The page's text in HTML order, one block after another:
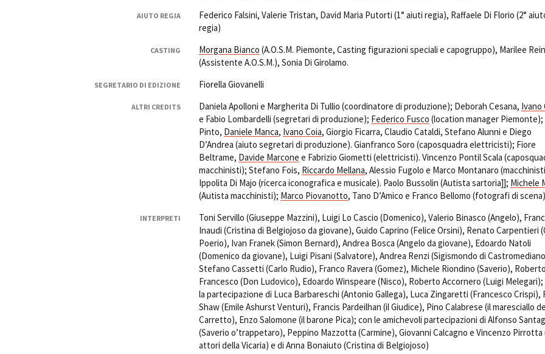
AIUTO REGIA
Federico Falsini, Valerie Tristan, David Maria Putorti (1° aiuti regia), Raffaele Di Florio (2°
regia)
CASTING Morgana Bianco (A.O.S.M. Piemonte, Casting figurazioni speciali e capogruppo), Marilee
(Assistente A.O.S.M.), Sonia Di Girolamo.
SEGRETARIO DI EDIZIONE Fiorella Giovanelli
ALTRI CREDITS Daniela Apolloni e Margherita Di Tullio (coordinatore di produzione); Deborah Cesana, Ivano
e Fabio Lombardelli (segretari di produzione); Federico Fusco (location manager Piemonte);
Pinto, Daniele Manca, Ivano Coia, Giorgio Ficarra, Claudio Cataldi, Stefano Alunni e Diego
D’Andrea (aiuto segretari di produzione). Gianfranco Soro (caposquadra elettricisti); Fiore
Beltrame, Davide Marcone e Fabrizio Giometti (elettricisti). Vincenzo Pontil Scala
macchinisti); Stefano Fois, Riccardo Mellana, Alessio Fugolo e Marco Montanaro
Ippolita Di Majo (ricerca iconografica e musicale). Paolo Bussolin (Autista sartoria]]; Michele
(Autista macchinisti); Marco Piovanotto, Tano D’Amico e Franco Bellomo (fotografi di scena)
INTERPRETI
Toni Servillo (Giuseppe Mazzini), Luigi Lo Cascio (Domenico), Valerio Binasco (Angelo),
Inaudi (Cristina di Belgiojoso da giovane), Guido Caprino (Felice Orsini), Renato Carpentieri
Poerio), Ivan Franek (Simon Bernard), Andrea Bosca (Angelo da giovane), Edoardo Natoli
(Domenico da giovane), Luigi Pisani (Salvatore), Andrea Renzi (Sigismondo di
Stefano Cassetti (Carlo Rudio), Franco Ravera (Gomez), Michele Riondino (Saverio),
Francesco (Don Ludovico), Edoardo Winspeare (Nisco), Roberto Accornero (Luigi Melegari);
la partecipazione di Luca Barbareschi (Antonio Gallega), Luca Zingaretti (Francesco Crispi),
Shaw (Emile Ashurst Venturi), Francis Pardeilhan (il Giudice), Pino Calabrese (il maresciallo
Carretto), Enzo Salomone (il barone Pica); con le amichevoli partecipazioni di Alfonso
(Saverio o’trappetaro), Peppino Mazzotta (Carmine), Giovanni Calcagno e Vincenzo Pirrotta
attori della Vicaria) e di Anna Bonaiuto (Cristina di Belgiojoso)